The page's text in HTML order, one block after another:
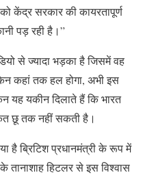
केंद्र सरकार की कायरतापूर्ण
पड़ रही है।”
से ज्यादा भड़का है जिसमें वह
कहां तक हल होगा, अभी इस
यह यकीन दिलाते हैं कि भारत
छू तक नहीं सकती है।
है ब्रिटिश प्रधानमंत्री के रूप में
तानाशाह हिटलर से इस विश्वास